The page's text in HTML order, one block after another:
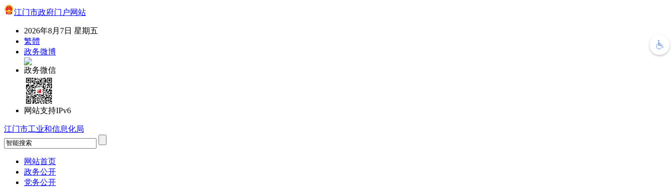
江门市政府门户网站
2026年8月7日 星期五
繁體
政务微博
政务微信
网站支持IPv6
江门市工业和信息化局
网站首页
政务公开
党务公开